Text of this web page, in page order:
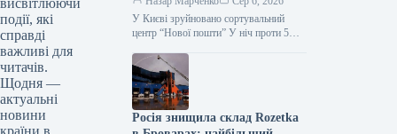
висвітлюючи
події, які
справді
важливі для
читачів.
Щодня —
актуальні
новини
Delo.ua
У Києві зруйновано сортувальний
центр “Нової пошти” У ніч проти 5
Росія знищила склад Rozetka